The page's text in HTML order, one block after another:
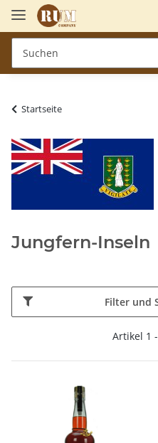
Startseite
Jungfern-Inseln
Filter und
Artikel 1